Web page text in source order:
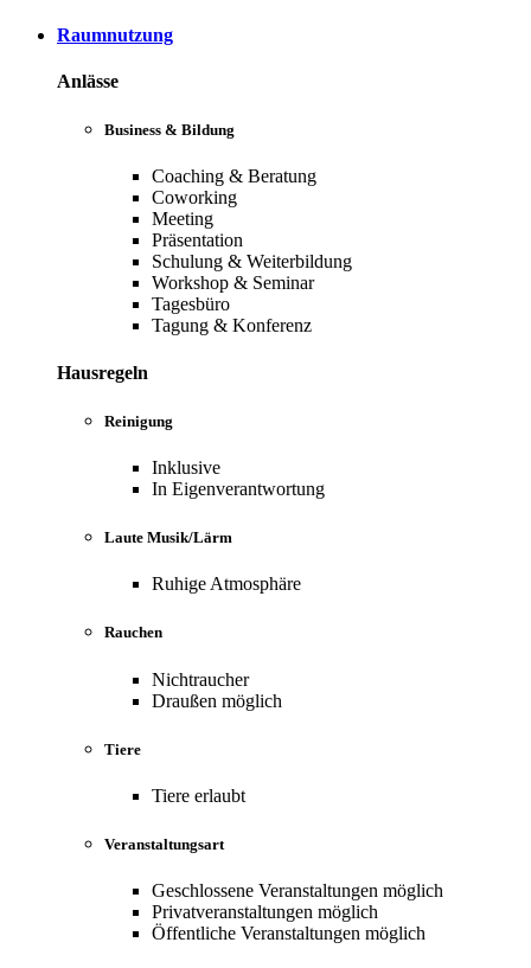
Raumnutzung
Anlässe
Business & Bildung
Coaching & Beratung
Coworking
Meeting
Präsentation
Schulung & Weiterbildung
Workshop & Seminar
Tagesbüro
Tagung & Konferenz
Hausregeln
Reinigung
Inklusive
In Eigenverantwortung
Laute Musik/Lärm
Ruhige Atmosphäre
Rauchen
Nichtraucher
Draußen möglich
Tiere
Tiere erlaubt
Veranstaltungsart
Geschlossene Veranstaltungen möglich
Privatveranstaltungen möglich
Öffentliche Veranstaltungen möglich